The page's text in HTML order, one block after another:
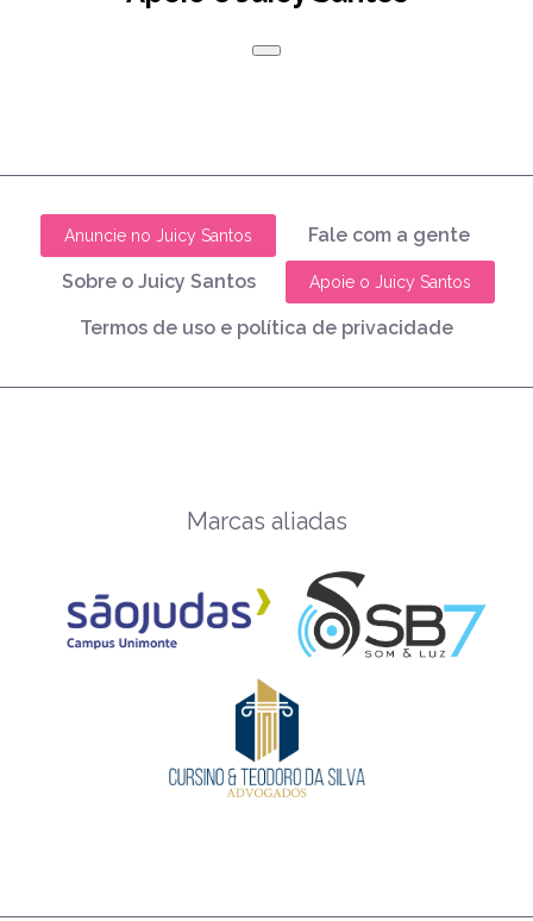
Anuncie no Juicy Santos Fale com a gente
Sobre o Juicy Santos Apoie o Juicy Santos
Termos de uso e política de privacidade
Marcas aliadas